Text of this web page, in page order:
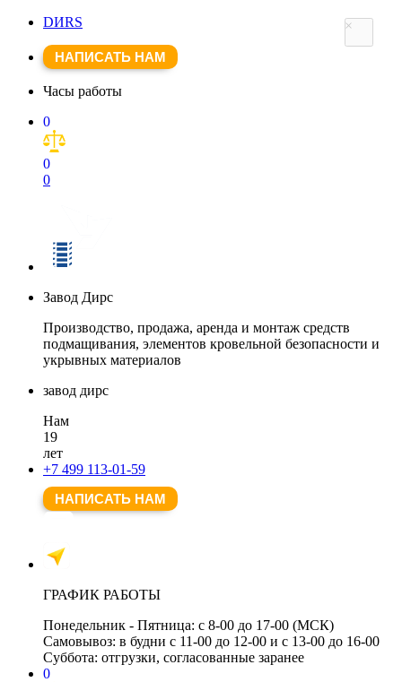
DИRS
НАПИСАТЬ НАМ
Часы работы
0
0
0
Завод Дирс
Производство, продажа, аренда и монтаж средств
подмащивания, элементов кровельной безопасности и
укрывных материалов
завод дирс
Нам
19
лет
+7 499 113-01-59
НАПИСАТЬ НАМ
ГРАФИК РАБОТЫ
Понедельник - Пятница: с 8-00 до 17-00 (МСК)
Самовывоз: в будни с 11-00 до 12-00 и с 13-00 до 16-00
Суббота: отгрузки, согласованные заранее
0
×